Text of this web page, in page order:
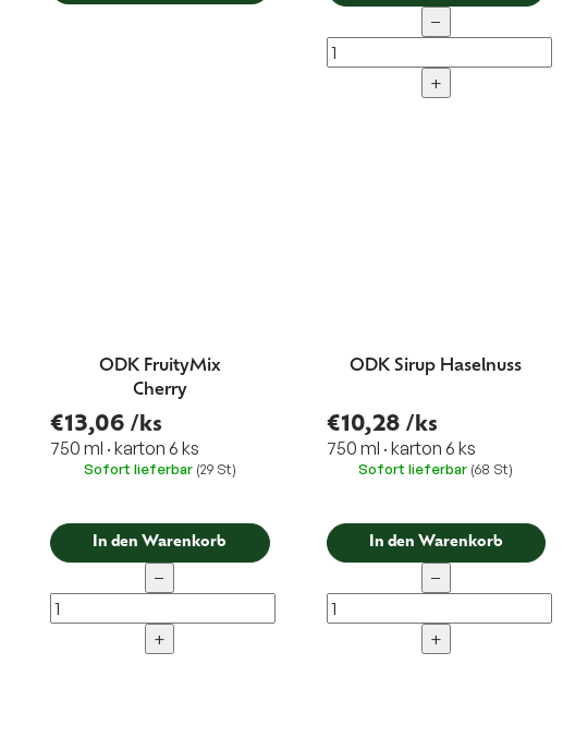
−
+
ODK FruityMix
Cherry
€13,06 /ks
750 ml · karton 6 ks
Sofort lieferbar (29 St)
In den Warenkorb
−
+
ODK Sirup Haselnuss
€10,28 /ks
750 ml · karton 6 ks
Sofort lieferbar (68 St)
In den Warenkorb
−
+